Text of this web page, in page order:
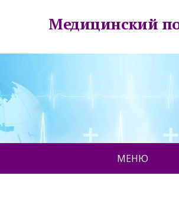
Медицинский
МЕНЮ